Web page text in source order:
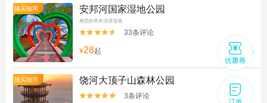
随买随用 安邦河国家湿地公园
典型的草本沼泽湿地

 33条评论
¥28起 集贤县
随买随用 饶河大顶子山森林公园

 3条评论